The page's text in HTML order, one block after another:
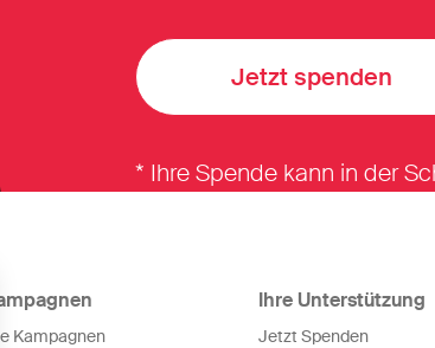
Jetzt spenden
* Ihre Spende kann in der
Kampagnen
Ihre Unterstützung
Jetzt Spenden